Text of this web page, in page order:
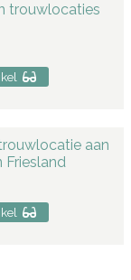
trouwlocaties
aan
Friesland